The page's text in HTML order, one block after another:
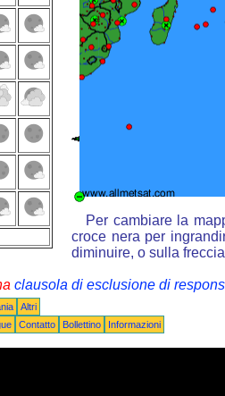
Per cambiare la
croce nera per
diminuire, o sulla
clausola di esclusione di
Altri
Contatto Bollettino Informazioni